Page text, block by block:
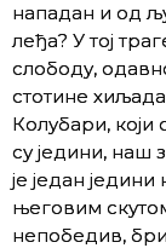
нападан и од
леђа? У тој
слободу,
стотине
Колубари, који
су једини, наш
је један
његовим
непобедив,